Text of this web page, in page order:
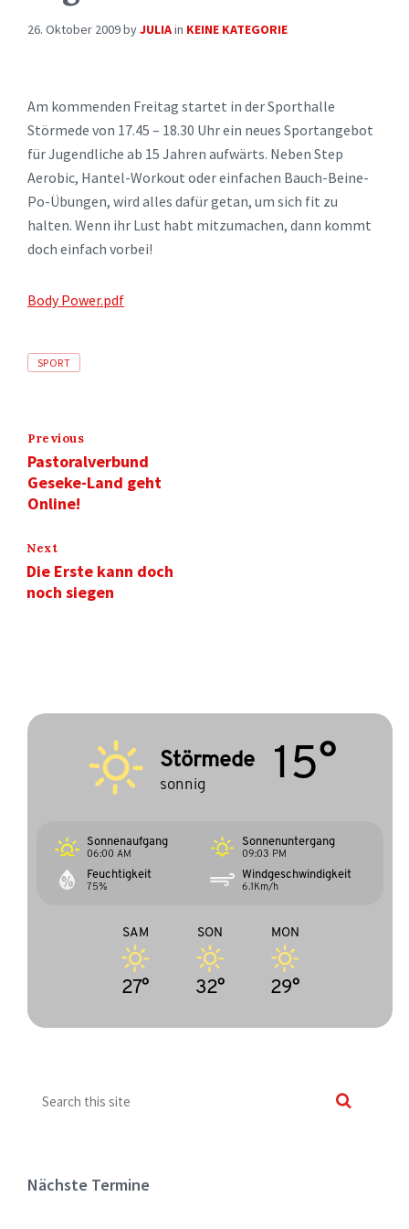
26. Oktober 2009byJULIAin KEINE KATEGORIE
Am kommenden Freitag startet in der Sporthalle
Störmede von 17.45 – 18.30 Uhr ein neues Sportangebot
für Jugendliche ab 15 Jahren aufwärts. Neben Step
Aerobic, Hantel-Workout oder einfachen Bauch-Beine-
Po-Übungen, wird alles dafür getan, um sich fit zu
halten. Wenn ihr Lust habt mitzumachen, dann kommt
doch einfach vorbei!
Body Power.pdf
Tags
SPORT
Previous
Pastoralverbund
Geseke-Land geht
Online!
Next
Die Erste kann doch
noch siegen
Störmede
sonnig 15°
Sonnenaufgang
06:00 AM
Sonnenuntergang
09:03 PM
Feuchtigkeit
75%
Windgeschwindigkeit
6.1Km/h
SAM
27°
SON
32°
MON
29°
Nächste Termine